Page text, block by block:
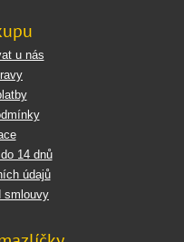
u nás
14 dnů
údajů
smlouvy